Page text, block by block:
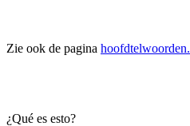
Zie ook de pagina hoofdtelwoorden.
¿Qué es esto?